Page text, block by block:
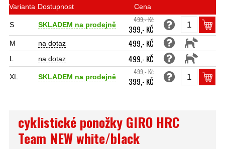
Varianta Dostupnost Cena
S SKLADEM na prodejně
499,- Kč
399,- KČ
M na dotaz 499,- KČ
L na dotaz 499,- KČ
XL SKLADEM na prodejně
499,- Kč
399,- KČ
cyklistické ponožky GIRO HRC
Team NEW white/black